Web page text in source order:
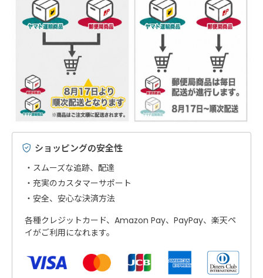
ショッピングの安全性
スムーズな追跡、配達
充実のカスタマーサポート
安全、安心な決済方法
各種クレジットカード、Amazon Pay、PayPay、楽天ペ
イがご利用になれます。